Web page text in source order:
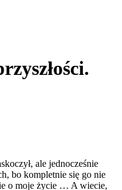
ale jednocześnie
bo kompletnie się go nie
o moje życie … A wiecie,